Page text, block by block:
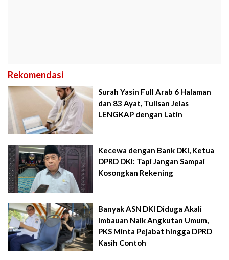
Rekomendasi
Surah Yasin Full Arab 6 Halaman
dan 83 Ayat, Tulisan Jelas
LENGKAP dengan Latin
Kecewa dengan Bank DKI, Ketua
DPRD DKI: Tapi Jangan Sampai
Kosongkan Rekening
Banyak ASN DKI Diduga Akali
Imbauan Naik Angkutan Umum,
PKS Minta Pejabat hingga DPRD
Kasih Contoh